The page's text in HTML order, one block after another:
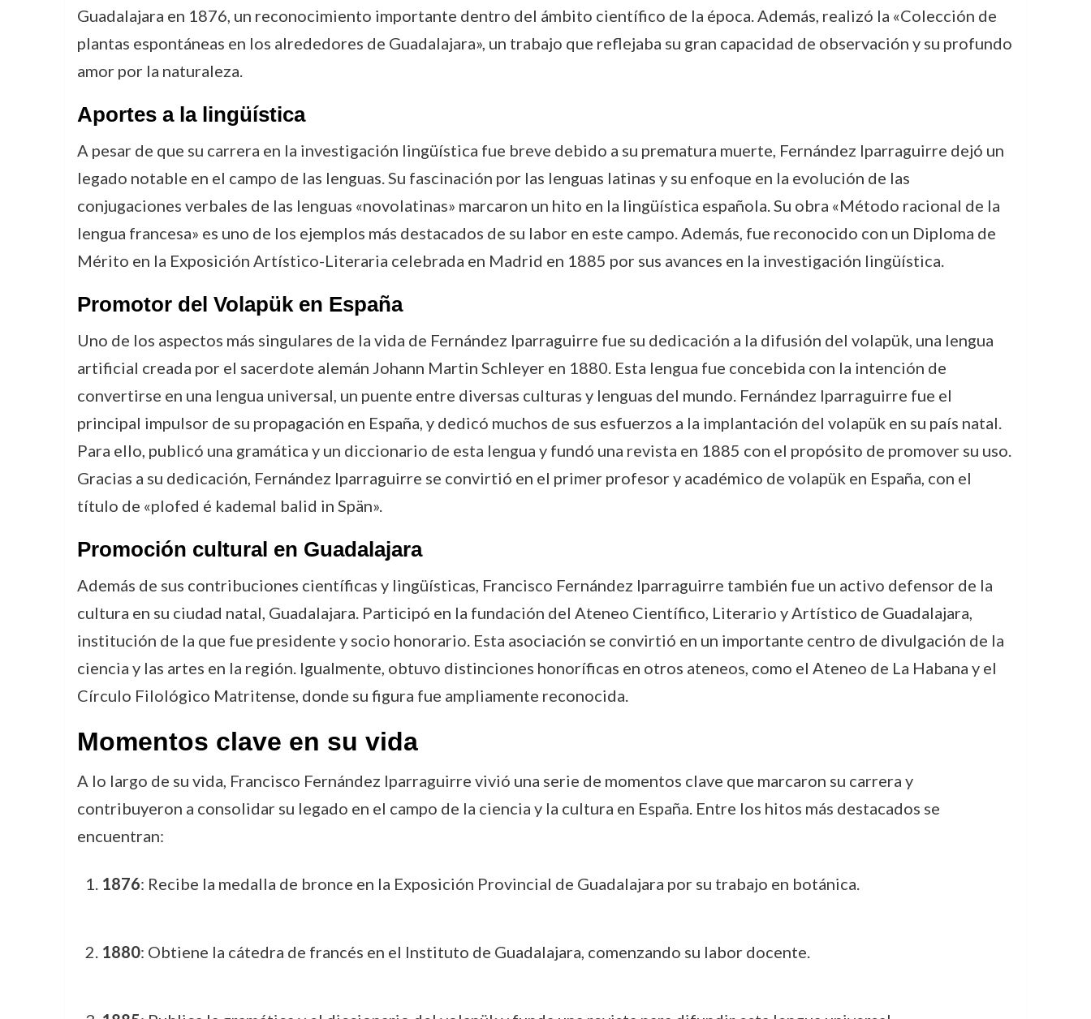
Guadalajara en 1876, un reconocimiento importante dentro del ámbito científico de la época. Además, realizó la «Colección de
plantas espontáneas en los alrededores de Guadalajara», un trabajo que reflejaba su gran capacidad de observación y su profundo
amor por la naturaleza.
Aportes a la lingüística
A pesar de que su carrera en la investigación lingüística fue breve debido a su prematura muerte, Fernández Iparraguirre dejó un
legado notable en el campo de las lenguas. Su fascinación por las lenguas latinas y su enfoque en la evolución de las
conjugaciones verbales de las lenguas «novolatinas» marcaron un hito en la lingüística española. Su obra «Método racional de la
lengua francesa» es uno de los ejemplos más destacados de su labor en este campo. Además, fue reconocido con un Diploma de
Mérito en la Exposición Artístico-Literaria celebrada en Madrid en 1885 por sus avances en la investigación lingüística.
Promotor del Volapük en España
Uno de los aspectos más singulares de la vida de Fernández Iparraguirre fue su dedicación a la difusión del volapük, una lengua
artificial creada por el sacerdote alemán Johann Martin Schleyer en 1880. Esta lengua fue concebida con la intención de
convertirse en una lengua universal, un puente entre diversas culturas y lenguas del mundo. Fernández Iparraguirre fue el
principal impulsor de su propagación en España, y dedicó muchos de sus esfuerzos a la implantación del volapük en su país natal.
Para ello, publicó una gramática y un diccionario de esta lengua y fundó una revista en 1885 con el propósito de promover su uso.
Gracias a su dedicación, Fernández Iparraguirre se convirtió en el primer profesor y académico de volapük en España, con el
título de «plofed é kademal balid in Spän».
Promoción cultural en Guadalajara
Además de sus contribuciones científicas y lingüísticas, Francisco Fernández Iparraguirre también fue un activo defensor de la
cultura en su ciudad natal, Guadalajara. Participó en la fundación del Ateneo Científico, Literario y Artístico de Guadalajara,
institución de la que fue presidente y socio honorario. Esta asociación se convirtió en un importante centro de divulgación de la
ciencia y las artes en la región. Igualmente, obtuvo distinciones honoríficas en otros ateneos, como el Ateneo de La Habana y el
Círculo Filológico Matritense, donde su figura fue ampliamente reconocida.
Momentos clave en su vida
A lo largo de su vida, Francisco Fernández Iparraguirre vivió una serie de momentos clave que marcaron su carrera y
contribuyeron a consolidar su legado en el campo de la ciencia y la cultura en España. Entre los hitos más destacados se
encuentran:
1876: Recibe la medalla de bronce en la Exposición Provincial de Guadalajara por su trabajo en botánica.
1880: Obtiene la cátedra de francés en el Instituto de Guadalajara, comenzando su labor docente.